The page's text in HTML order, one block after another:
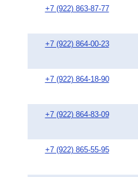
+7 (922) 863-87-77
+7 (922) 864-00-23
+7 (922) 864-18-90
+7 (922) 864-83-09
+7 (922) 865-55-95